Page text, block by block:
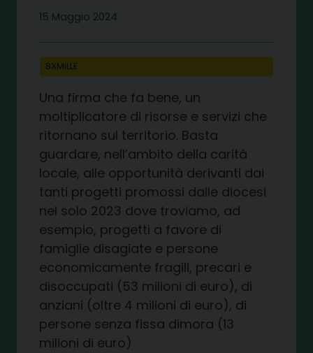
15 Maggio 2024
8XMILLE
Una firma che fa bene, un
moltiplicatore di risorse e servizi che
ritornano sul territorio. Basta
guardare, nell’ambito della carità
locale, alle opportunità derivanti dai
tanti progetti promossi dalle diocesi
nel solo 2023 dove troviamo, ad
esempio, progetti a favore di
famiglie disagiate e persone
economicamente fragili, precari e
disoccupati (53 milioni di euro), di
anziani (oltre 4 milioni di euro), di
persone senza fissa dimora (13
milioni di euro)